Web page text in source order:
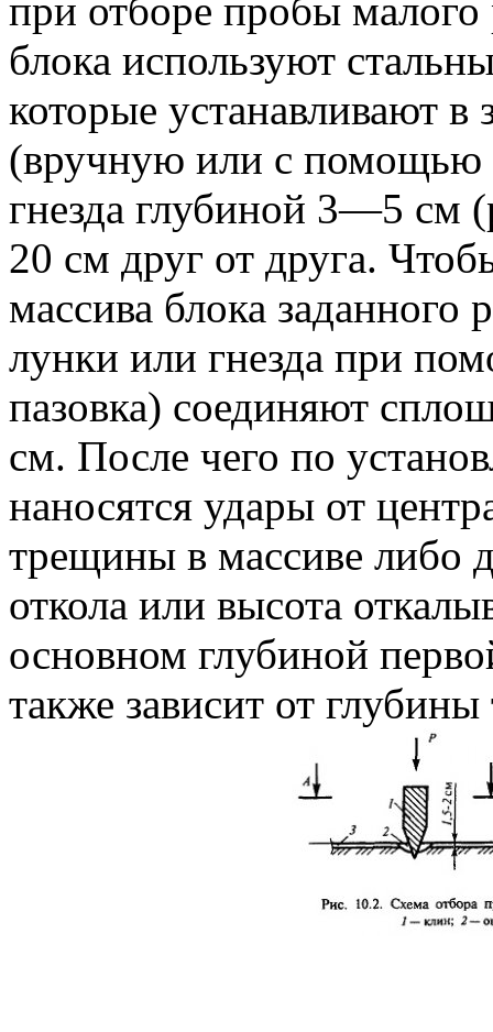
при отборе пробы малого
блока используют
которые устанавливают в
(вручную или с помощью
гнезда глубиной 3—5 см
20 см друг от друга.
массива блока
лунки или гнезда при
пазовка) соединяют
см. После чего по
наносятся удары от
трещины в массиве либо
откола или высота
основном глубиной
также зависит от